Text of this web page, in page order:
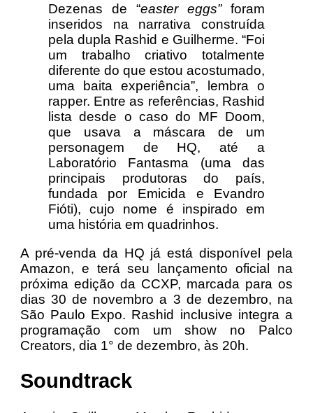
Dezenas de “easter eggs”foram
inseridos na narrativa construída
pela dupla Rashid e Guilherme. “Foi
um trabalho criativo totalmente
diferente do que estou acostumado,
uma baita experiência”, lembra o
rapper. Entre as referências, Rashid
lista desde o caso do MF Doom,
que usava a máscara de um
personagem de HQ, até a
Laboratório Fantasma (uma das
principais produtoras do país,
fundada por Emicida e Evandro
Fióti), cujo nome é inspirado em
uma história em quadrinhos.
A pré-venda da HQ já está disponível pela
Amazon, e terá seu lançamento oficial na
próxima edição da CCXP, marcada para os
dias 30 de novembro a 3 de dezembro, na
São Paulo Expo. Rashid inclusive integra a
programação com um show no Palco
Creators, dia 1° de dezembro, às 20h.
Soundtrack